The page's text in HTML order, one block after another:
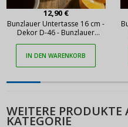
12,90 €
Bunzlauer Untertasse 16 cm -
Dekor D-46 - Bunzlauer
IN DEN WARENKORB
WEITERE PRODUKTE
KATEGORIE